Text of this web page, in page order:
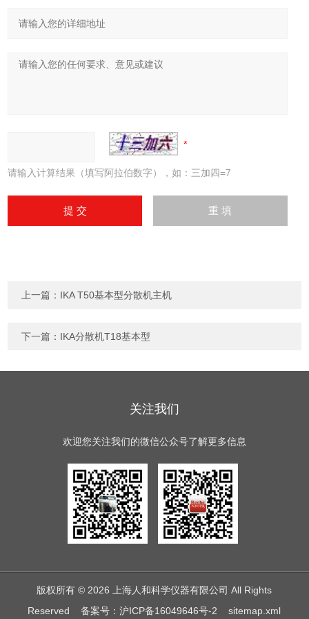
请输入计算结果（填写阿拉伯数字），如：三加四=7
上一篇： IKA T50基本型分散机主机
下一篇： IKA分散机T18基本型
关注我们
欢迎您关注我们的微信公众号了解更多信息
版权所有 © 2026 上海人和科学仪器有限公司 All Rights
Reserved备案号：沪ICP备16049646号-2 sitemap.xml